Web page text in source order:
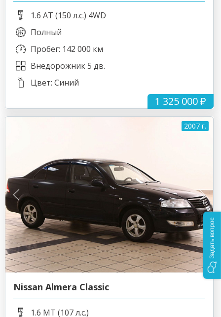
1 325 000 ₽
1.6 AT (150 л.с.) 4WD
Полный
Пробег: 142 000 км
Внедорожник 5 дв.
Цвет: Синий
2007 г.
Nissan Almera Classic
1.6 MT (107 л.с.)
Задать вопрос